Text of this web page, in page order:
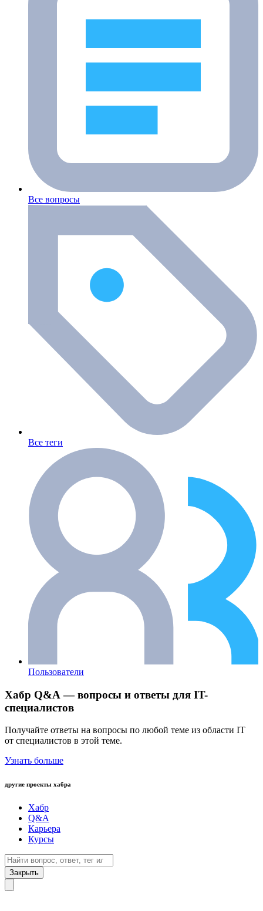
Все вопросы
Все теги
Пользователи
Хабр Q&A — вопросы и ответы для IT-
специалистов
Получайте ответы на вопросы по любой теме из области IT
от специалистов в этой теме.
Узнать больше
другие проекты хабра
Хабр
Q&A
Карьера
Курсы
Закрыть